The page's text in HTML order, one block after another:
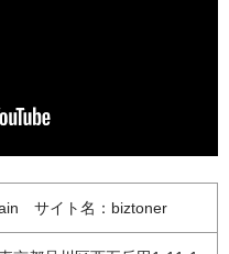
サイト名：biztoner